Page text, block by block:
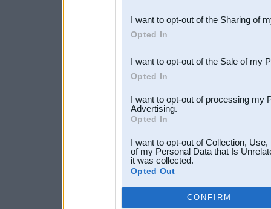
Downstream Participants
third parties.
I want to opt-out of the Sharing of
Opted In
I want to opt-out of the Sale of my
Opted In
I want to opt-out of processing my
Advertising.
Opted In
I want to opt-out of Collection,
of my Personal Data that Is
it was collected.
Opted Out
CONFIRM